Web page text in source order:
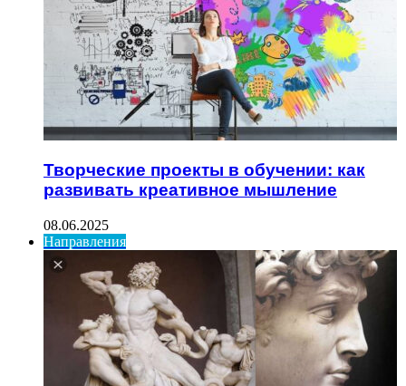
Творческие проекты в обучении: как
развивать креативное мышление
08.06.2025
Направления